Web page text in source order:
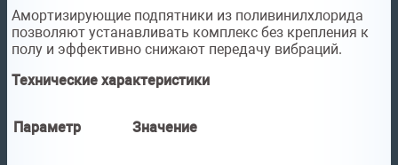
Амортизирующие подпятники из поливинилхлорида
позволяют устанавливать комплекс без крепления к
полу и эффективно снижают передачу вибраций.
Технические характеристики
Параметр Значение